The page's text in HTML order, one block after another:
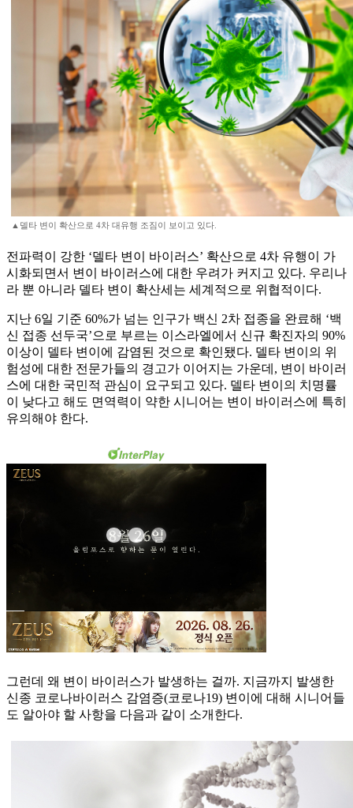
▲델타 변이 확산으로 4차 대유행 조짐이 보이고 있다.
전파력이 강한 ‘델타 변이 바이러스’ 확산으로 4차 유행이 가
시화되면서 변이 바이러스에 대한 우려가 커지고 있다. 우리나
라 뿐 아니라 델타 변이 확산세는 세계적으로 위협적이다.
지난 6일 기준 60%가 넘는 인구가 백신 2차 접종을 완료해 ‘백
신 접종 선두국’으로 부르는 이스라엘에서 신규 확진자의 90%
이상이 델타 변이에 감염된 것으로 확인됐다. 델타 변이의 위
험성에 대한 전문가들의 경고가 이어지는 가운데, 변이 바이러
스에 대한 국민적 관심이 요구되고 있다. 델타 변이의 치명률
이 낮다고 해도 면역력이 약한 시니어는 변이 바이러스에 특히
유의해야 한다.
그런데 왜 변이 바이러스가 발생하는 걸까. 지금까지 발생한
신종 코로나바이러스 감염증(코로나19) 변이에 대해 시니어들
도 알아야 할 사항을 다음과 같이 소개한다.